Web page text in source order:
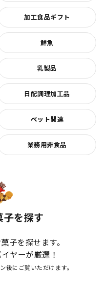
加工食品ギフト
鮮魚
乳製品
日配調理加工品
ペット関連
業務用非食品
を探す
子を探せます。
ヤーが厳選！
にご覧いただけます。